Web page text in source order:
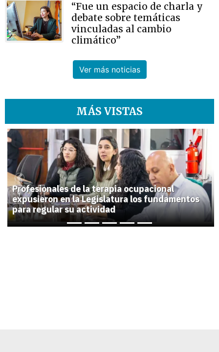
“Fue un espacio de charla y
debate sobre temáticas
vinculadas al cambio
climático”
Ver más noticias
MÁS VISTAS
1
Profesionales de la terapia ocupacional
expusieron en la Legislatura los fundamentos
para regular su actividad
Previous Next